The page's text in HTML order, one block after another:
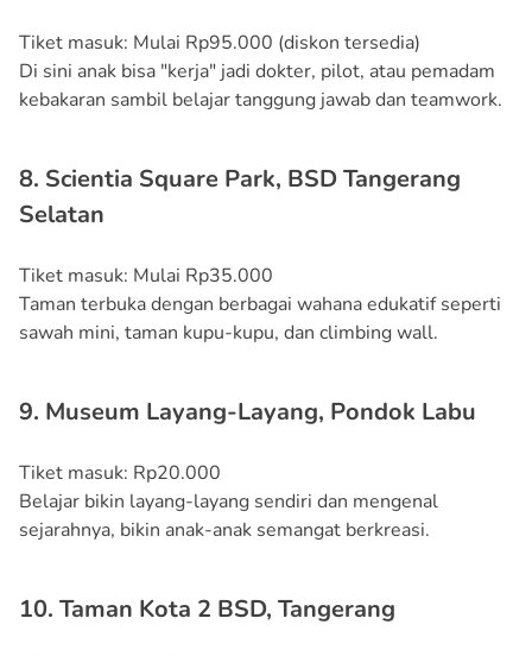
Tiket masuk: Mulai Rp95.000 (diskon tersedia)
Di sini anak bisa "kerja" jadi dokter, pilot, atau pemadam
kebakaran sambil belajar tanggung jawab dan teamwork.
8. Scientia Square Park, BSD Tangerang
Selatan
Tiket masuk: Mulai Rp35.000
Taman terbuka dengan berbagai wahana edukatif seperti
sawah mini, taman kupu-kupu, dan climbing wall.
9. Museum Layang-Layang, Pondok Labu
Tiket masuk: Rp20.000
Belajar bikin layang-layang sendiri dan mengenal
sejarahnya, bikin anak-anak semangat berkreasi.
10. Taman Kota 2 BSD, Tangerang